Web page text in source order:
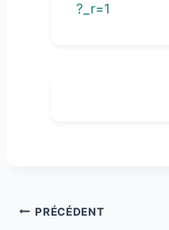
?_r=1
Navigation
PRÉCÉDENT